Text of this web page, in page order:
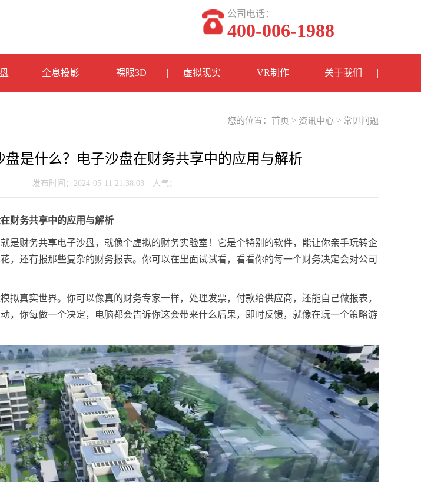
公司电话：
400-006-1988
全息投影 裸眼3D 虚拟现实 VR制作 关于我们
您的位置： 首页 > 资讯中心 > 常见问题
盘是什么？电子沙盘在财务共享中的应用与解析
发布时间：2024-05-11 21:38:03 人气：
财务共享中的应用与解析
是财务共享电子沙盘，就像个虚拟的财务实验室！它是个特别的软件，能让你亲手玩转企
，还有报那些复杂的财务报表。你可以在里面试试看，看看你的每一个财务决定会对公司
拟真实世界。你可以像真的财务专家一样，处理发票，付款给供应商，还能自己做报表，
，你每做一个决定，电脑都会告诉你这会带来什么后果，即时反馈，就像在玩一个策略游